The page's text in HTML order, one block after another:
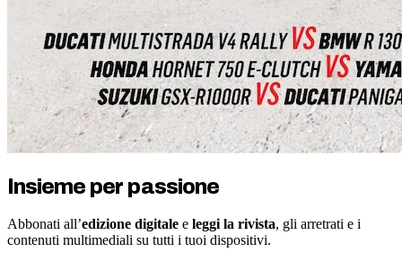
Insieme per passione
Abbonati all’edizione digitale e leggi la rivista, gli arretrati e i
contenuti multimediali su tutti i tuoi dispositivi.